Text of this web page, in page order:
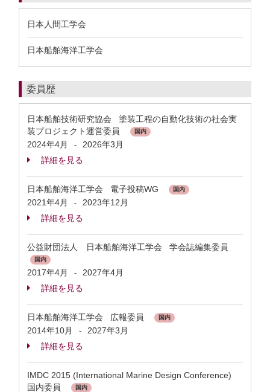
日本人間工学会
日本船舶海洋工学会
委員歴
日本船舶技術研究協会 塗装工程の自動化技術の社会実
装プロジェクト運営委員
国内
2024年4月 -
2026年3月
詳細を見る
日本船舶海洋工学会 電子投稿WG 国内
2021年4月 -
2023年12月
詳細を見る
公益財団法人 日本船舶海洋工学会 学会誌編集委員
国内
2017年4月 -
2027年4月
詳細を見る
日本船舶海洋工学会 広報委員 国内
2014年10月 -
2027年3月
詳細を見る
IMDC 2015 (International Marine Design Conference)
国内委員
国内